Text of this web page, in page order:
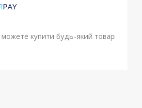
можете купити будь-який товар